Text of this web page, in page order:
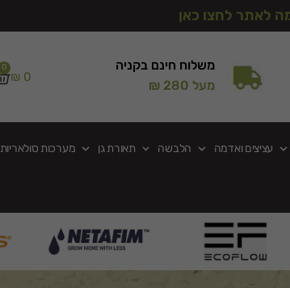
לאתר לחצו כאן
משלוח חינם בקניה
מעל 280 ₪
₪0
0
עציצים ואדמה הלבשה תאורת גן מערכות סולאריות